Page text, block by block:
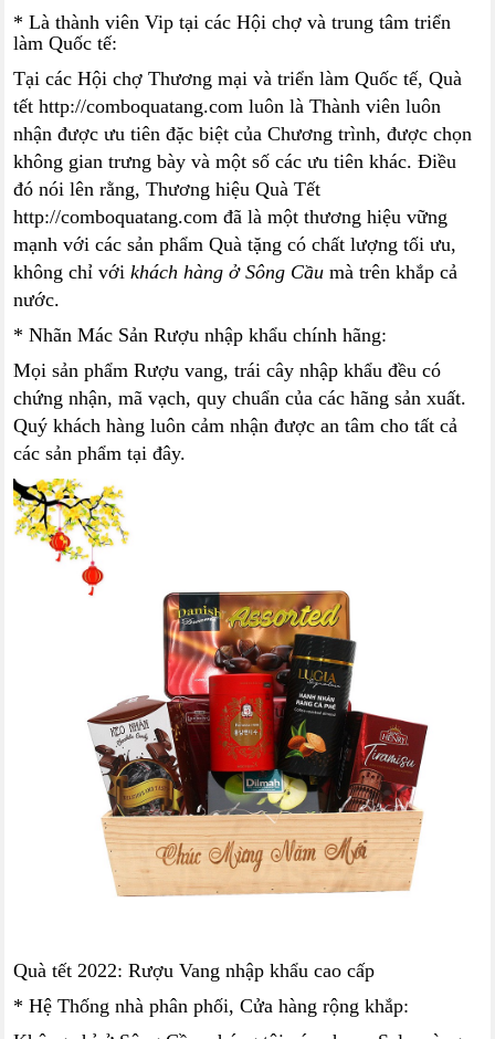
* Là thành viên Vip tại các Hội chợ và trung tâm triển
làm Quốc tế:
Tại các Hội chợ Thương mại và triển làm Quốc tế, Quà
tết http://comboquatang.com luôn là Thành viên luôn
nhận được ưu tiên đặc biệt của Chương trình, được chọn
không gian trưng bày và một số các ưu tiên khác. Điều
đó nói lên rằng, Thương hiệu Quà Tết
http://comboquatang.com đã là một thương hiệu vững
mạnh với các sản phẩm Quà tặng có chất lượng tối ưu,
không chỉ vớikhách hàng ở Sông Cầumà trên khắp cả
nước.
* Nhãn Mác Sản Rượu nhập khẩu chính hãng:
Mọi sản phẩm Rượu vang, trái cây nhập khẩu đều có
chứng nhận, mã vạch, quy chuẩn của các hãng sản xuất.
Quý khách hàng luôn cảm nhận được an tâm cho tất cả
các sản phẩm tại đây.
Quà tết 2022: Rượu Vang nhập khẩu cao cấp
* Hệ Thống nhà phân phối, Cửa hàng rộng khắp: